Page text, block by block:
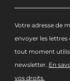
Votre adresse de
envoyer les lettres
tout moment
newsletter. En
vos droits.